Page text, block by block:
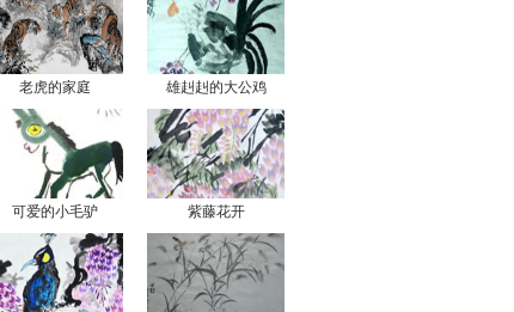
老虎的家庭 雄赳赳的大公鸡
可爱的小毛驴 紫藤花开